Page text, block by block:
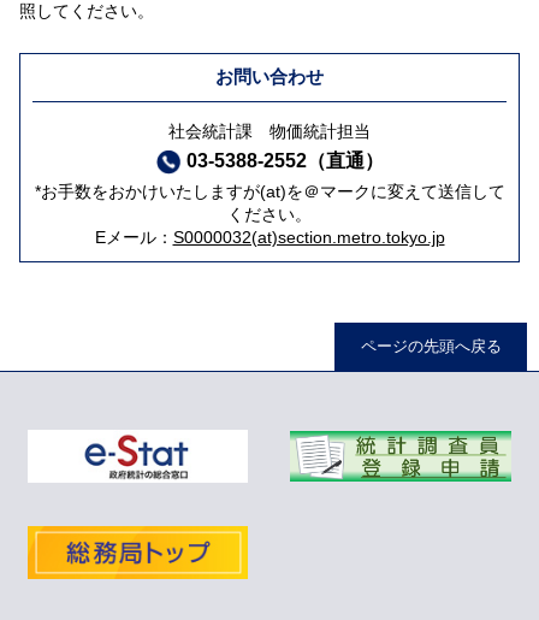
照してください。
お問い合わせ
社会統計課 物価統計担当
03-5388-2552（直通）
*お手数をおかけいたしますが(at)を＠マークに変えて送信して
ください。
Eメール： S0000032(at)section.metro.tokyo.jp
ページの先頭へ戻る